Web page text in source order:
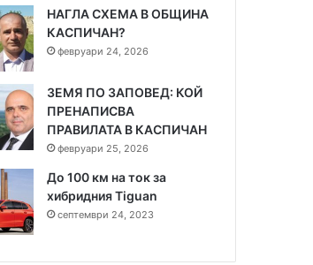
НАГЛА СХЕМА В ОБЩИНА
КАСПИЧАН?
февруари 24, 2026
ЗЕМЯ ПО ЗАПОВЕД: КОЙ
ПРЕНАПИСВА
ПРАВИЛАТА В КАСПИЧАН
февруари 25, 2026
До 100 км на ток за
хибридния Tiguan
септември 24, 2023